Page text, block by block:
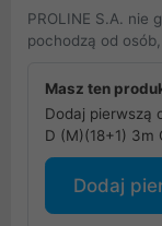
PROLINE S.A. nie
pochodzą od
Masz ten
Dodaj pierwszą
D (M)(18+1) 3m
Dodaj